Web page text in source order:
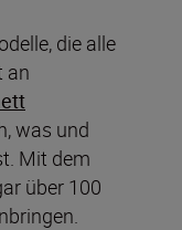
die alle
an
was und
Mit dem
über 100